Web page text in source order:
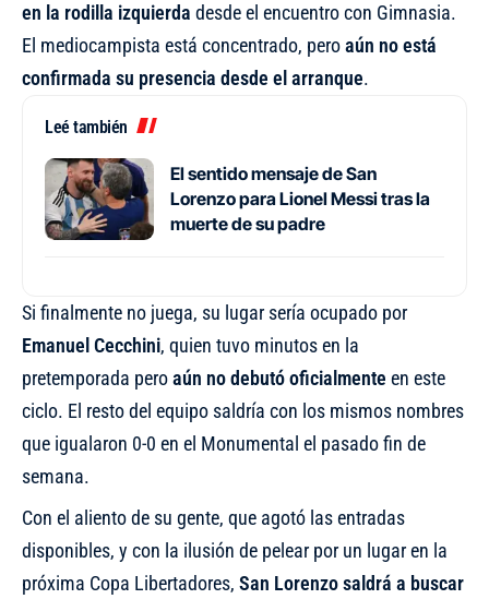
en la rodilla izquierda desde el encuentro con Gimnasia.
El mediocampista está concentrado, peroaún no está
confirmada su presencia desde el arranque.
Leé también
El sentido mensaje de San
Lorenzo para Lionel Messi tras la
muerte de su padre
Si finalmente no juega, su lugar sería ocupado por
Emanuel Cecchini, quien tuvo minutos en la
pretemporada peroaún no debutó oficialmente en este
ciclo. El resto del equipo saldría con los mismos nombres
que igualaron 0-0 en el Monumental el pasado fin de
semana.
Con el aliento de su gente, que agotó las entradas
disponibles, y con la ilusión de pelear por un lugar en la
próxima Copa Libertadores, San Lorenzo saldrá a buscar